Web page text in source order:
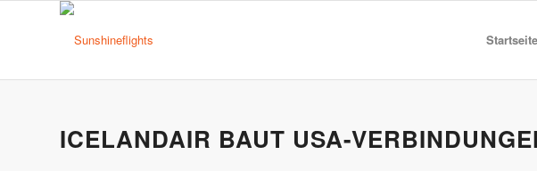
Startseite
ICELANDAIR BAUT USA-